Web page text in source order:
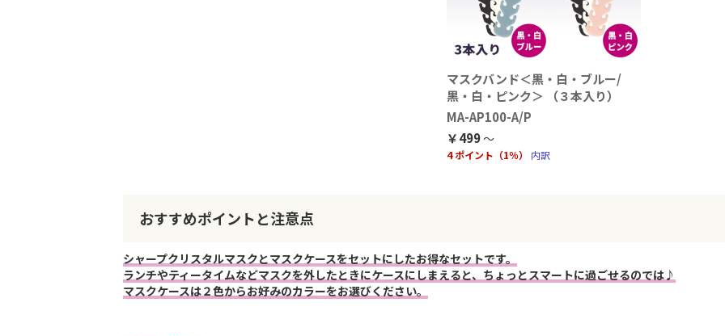
マスクバンド＜黒・白・ブルー/
黒・白・ピンク＞ （３本入り）
MA-AP100-A/P
￥499
4 ポイント（1％） 内訳
おすすめポイントと注意点
シャープクリスタルマスクとマスクケースをセットにしたお得なセットです。
ランチやティータイムなどマスクを外したときにケースにしまえると、ちょっとスマートに過ごせるのでは♪
マスクケースは２色からお好みのカラーをお選びください。